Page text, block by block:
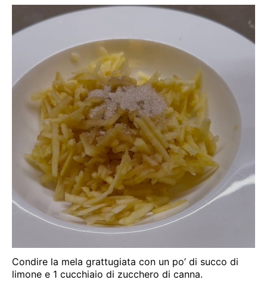
Condire la mela grattugiata con un po’ di succo di
limone e 1 cucchiaio di zucchero di canna.